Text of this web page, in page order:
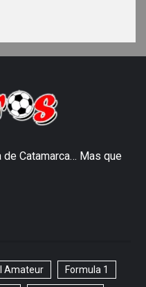
Catamarca… Mas que
Amateur Formula 1